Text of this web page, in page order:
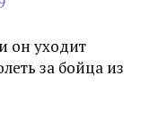
он уходит
за бойца из